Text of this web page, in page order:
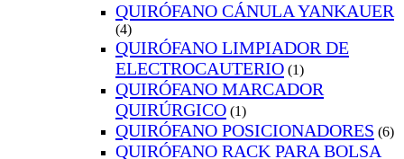
QUIRÓFANO CÁNULA YANKAUER
(4)
QUIRÓFANO LIMPIADOR DE
ELECTROCAUTERIO (1)
QUIRÓFANO MARCADOR
QUIRÚRGICO (1)
QUIRÓFANO POSICIONADORES (6)
QUIRÓFANO RACK PARA BOLSA